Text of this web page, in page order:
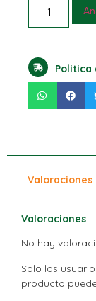
Politica
Valoraciones
Valoraciones
No hay
Solo los
producto